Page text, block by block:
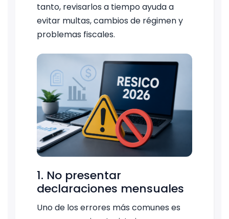
tanto, revisarlos a tiempo ayuda a
evitar multas, cambios de régimen y
problemas fiscales.
1. No presentar
declaraciones mensuales
Uno de los errores más comunes es